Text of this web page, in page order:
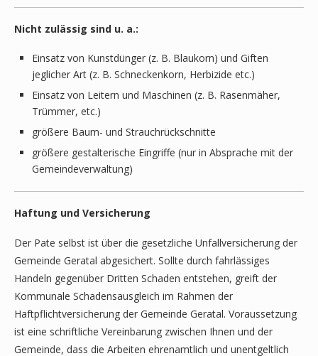
Nicht zulässig sind u. a.:
Einsatz von Kunstdünger (z. B. Blaukorn) und Giften
jeglicher Art (z. B. Schneckenkorn, Herbizide etc.)
Einsatz von Leitern und Maschinen (z. B. Rasenmäher,
Trümmer, etc.)
größere Baum- und Strauchrückschnitte
größere gestalterische Eingriffe (nur in Absprache mit der
Gemeindeverwaltung)
Haftung und Versicherung
Der Pate selbst ist über die gesetzliche Unfallversicherung der
Gemeinde Geratal abgesichert. Sollte durch fahrlässiges
Handeln gegenüber Dritten Schaden entstehen, greift der
Kommunale Schadensausgleich im Rahmen der
Haftpflichtversicherung der Gemeinde Geratal. Voraussetzung
ist eine schriftliche Vereinbarung zwischen Ihnen und der
Gemeinde, dass die Arbeiten ehrenamtlich und unentgeltlich